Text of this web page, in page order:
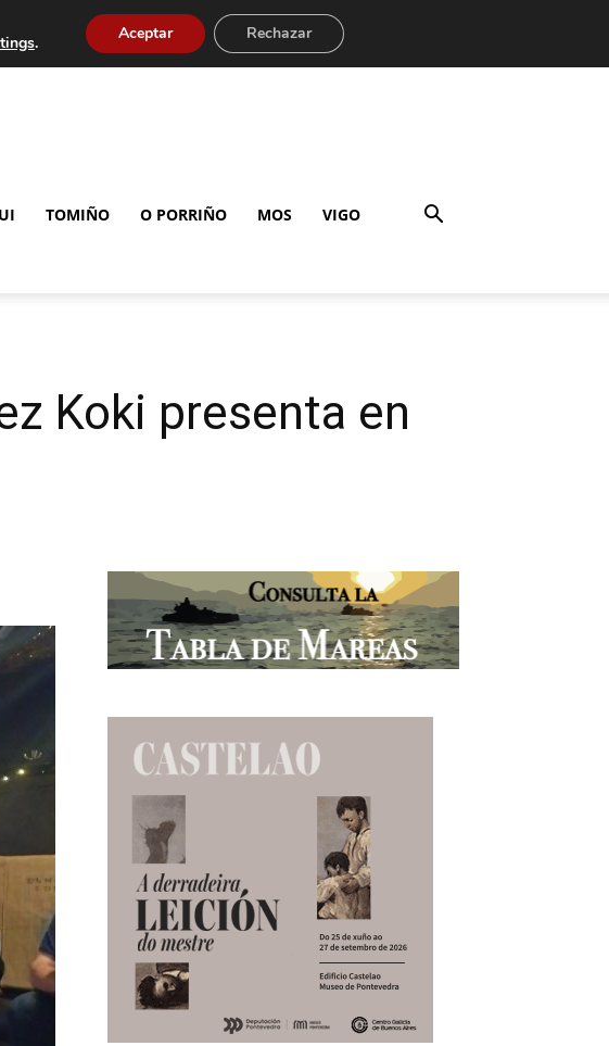
TOMIÑO O PORRIÑO MOS VIGO
Koki presenta en
. Aceptar Rechazar